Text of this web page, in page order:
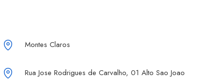
Montes Claros
Rua Jose Rodrigues de Carvalho, 01 Alto Sao Joao